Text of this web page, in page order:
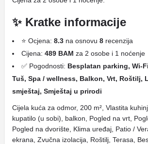
✨ Kratke informacije
⭐ Ocjena: 8.3 na osnovu 8 recenzija
Cijena: 489 BAM za 2 osobe i 1 noćenje
✅ Pogodnosti: Besplatan parking, Wi-
Tuš, Spa / wellness, Balkon, Vrt, Roštilj,
smještaj, Smještaj u prirodi
Cijela kuća za odmor, 200 m², Vlastita
kupatilo (u sobi), balkon, Pogled na vrt,
Pogled na dvorište, Klima uređaj, Patio /
ekrana, Zvučna izolacija, Roštilj, Terasa,